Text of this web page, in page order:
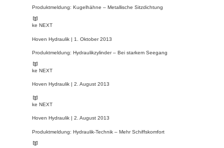
Produktmeldung: Kugelhähne – Metallische Sitzdichtung
ke NEXT
Hoven Hydraulik | 1. Oktober 2013
Produktmeldung: Hydraulikzylinder – Bei starkem Seegang
ke NEXT
Hoven Hydraulik | 2. August 2013
ke NEXT
Hoven Hydraulik | 2. August 2013
Produktmeldung: Hydraulik-Technik – Mehr Schiffskomfort